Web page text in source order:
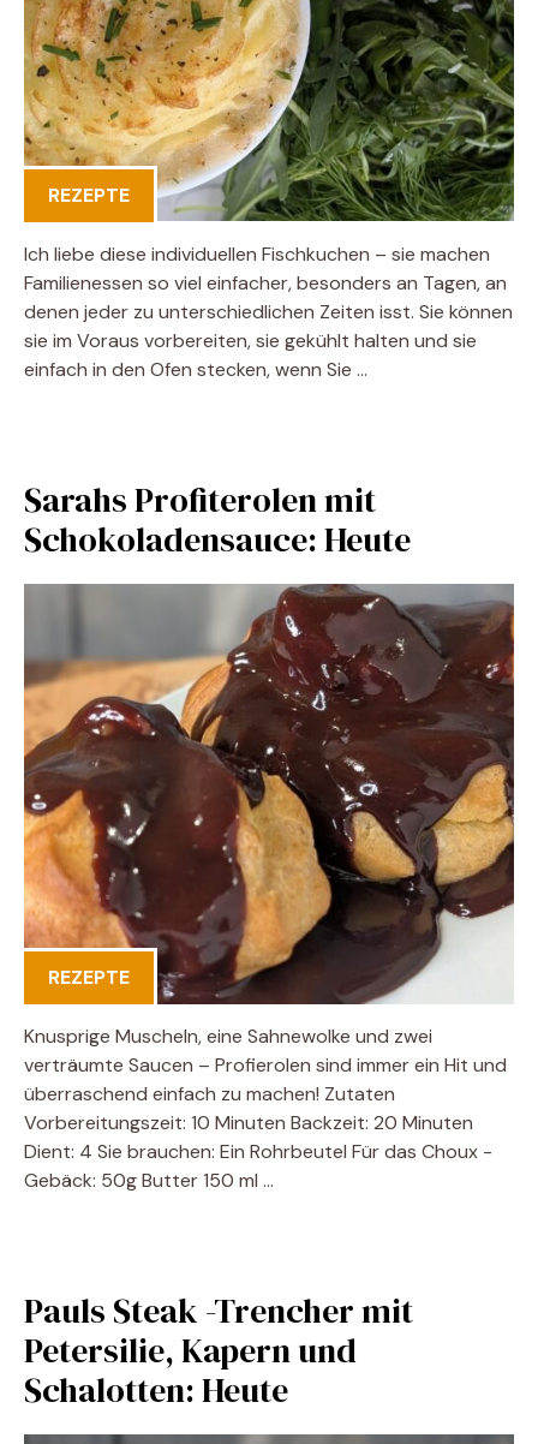
REZEPTE
Ich liebe diese individuellen Fischkuchen – sie machen
Familienessen so viel einfacher, besonders an Tagen, an
denen jeder zu unterschiedlichen Zeiten isst. Sie können
sie im Voraus vorbereiten, sie gekühlt halten und sie
einfach in den Ofen stecken, wenn Sie …
Sarahs Profiterolen mit
Schokoladensauce: Heute
REZEPTE
Knusprige Muscheln, eine Sahnewolke und zwei
verträumte Saucen – Profierolen sind immer ein Hit und
überraschend einfach zu machen! Zutaten
Vorbereitungszeit: 10 Minuten Backzeit: 20 Minuten
Dient: 4 Sie brauchen: Ein Rohrbeutel Für das Choux -
Gebäck: 50g Butter 150 ml …
Pauls Steak -Trencher mit
Petersilie, Kapern und
Schalotten: Heute